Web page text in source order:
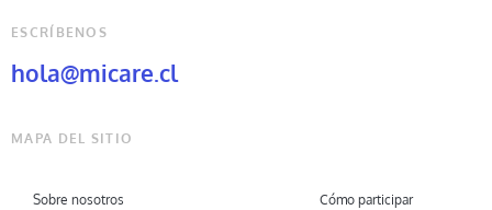
ESCRÍBENOS
hola@micare.cl
MAPA DEL SITIO
Sobre nosotros Cómo participar